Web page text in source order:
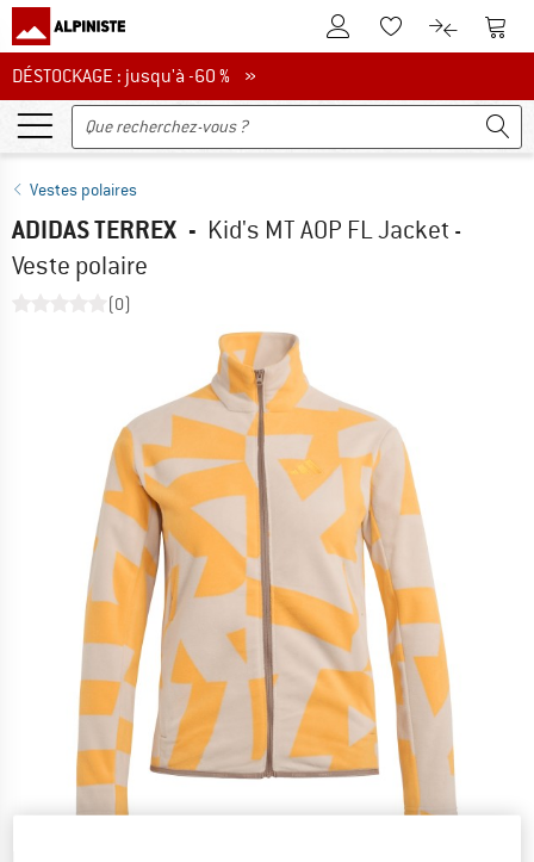
Vers le compte client
Vers la liste
Vers le
DÉSTOCKAGE : jusqu'à -60 %
DÉSTOCKAGE : jusqu'à -60 % »
Vestes polaires
ADIDAS TERREX - Kid's MT AOP FL Jacket -
Veste polaire
(0)